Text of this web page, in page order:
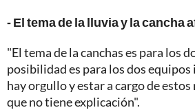
- El tema de la lluvia y la cancha
"El tema de la canchas es para los
posibilidad es para los dos
hay orgullo y estar a cargo de estos
que no tiene explicación".